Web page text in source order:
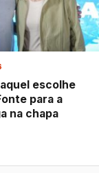
escolhe
para a
na chapa